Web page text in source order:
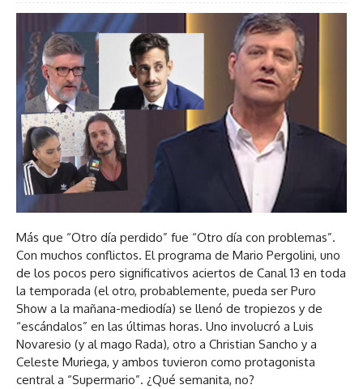
Más que “Otro día perdido” fue “Otro día con problemas”.
Con muchos conflictos. El programa de Mario Pergolini, uno
de los pocos pero significativos aciertos de Canal 13 en toda
la temporada (el otro, probablemente, pueda ser Puro
Show a la mañana-mediodía) se llenó de tropiezos y de
“escándalos” en las últimas horas. Uno involucró a Luis
Novaresio (y al mago Rada), otro a Christian Sancho y a
Celeste Muriega, y ambos tuvieron como protagonista
central a “Supermario”. ¿Qué semanita, no?